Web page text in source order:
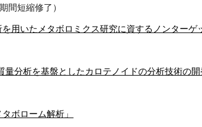
間短縮修了）
用いたメタボロミクス研究に資するノンターゲ
量分析を基盤としたカロテノイドの分析技術の開
ボローム解析」